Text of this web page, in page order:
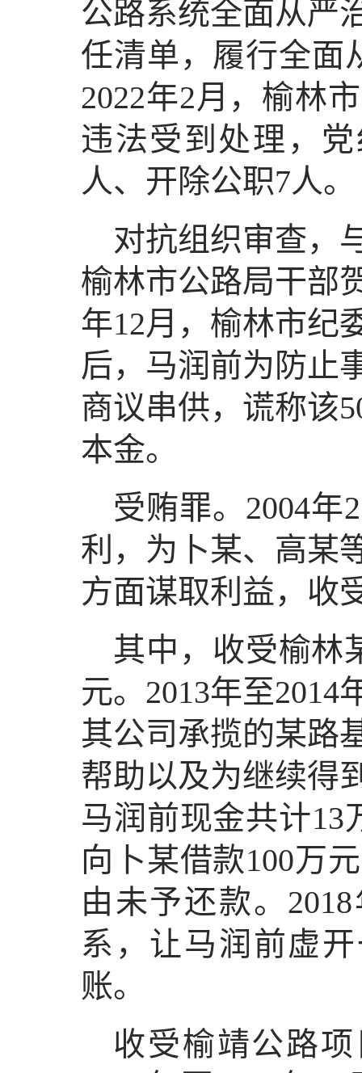
公路系统全面从严
任清单，履行全面
2022年2月，榆林
违法受到处理，
人、开除公职7人。
对抗组织审查，
榆林市公路局干部
年12月，榆林市纪
后，马润前为防止
商议串供，谎称该
本金。
受贿罪。2004年
利，为卜某、高某
方面谋取利益，收
其中，收受榆林
元。2013年至
其公司承揽的某路
帮助以及为继续得
马润前现金共计13
向卜某借款100万
由未予还款。
系，让马润前虚
账。
收受榆靖公路